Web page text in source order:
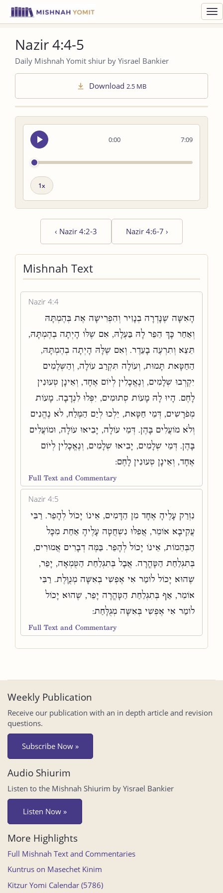
Nazir 4:4-5
Daily Mishnah Yomit shiur by Yisrael Bankier
Download 2.5 MB
0:00
Seek
audio
7:09
Playback
‹ Nazir 4:2-3 Nazir 4:6-7 ›
Mishnah Text
Nazir 4:4
הָאִשָּׁה שֶׁנָּדְרָה בְנָזִיר וְהִפְרִישָׁה אֶת בְּהֶמְתָּהּ
וְאַחַר כָּךְ הֵפֵר לָהּ בַּעְלָהּ, אִם שֶׁלּוֹ הָיְתָה בְהֶמְתָּהּ,
תֵּצֵא וְתִרְעֶה בָעֵדֶר. וְאִם שֶׁלָּהּ הָיְתָה בְהֶמְתָּהּ,
הַחַטָּאת תָּמוּת, וְעוֹלָה תִּקְרַב עוֹלָה, וְהַשְּׁלָמִים
יִקְרְבוּ שְׁלָמִים, וְנֶאֱכָלִין לְיוֹם אֶחָד, וְאֵינָן טְעוּנִין
לָחֶם. הָיוּ לָהּ מָעוֹת סְתוּמִים, יִפְּלוּ לִנְדָבָה. מָעוֹת
מְפֹרָשִׁים, דְּמֵי חַטָּאת, יֵלְכוּ לְיַם הַמֶּלַח, לֹא נֶהֱנִים
וְלֹא מוֹעֲלִים בָּהֶן. דְּמֵי עוֹלָה, יָבִיאוּ עוֹלָה, וּמוֹעֲלִים
בָּהֶן. דְּמֵי שְׁלָמִים, יָבִיאוּ שְׁלָמִים, וְנֶאֱכָלִין לְיוֹם
אֶחָד, וְאֵינָן טְעוּנִין לָחֶם:
Full Text and Commentary
Nazir 4:5
נִזְרַק עָלֶיהָ אֶחָד מִן הַדָּמִים, אֵינוֹ יָכוֹל לְהָפֵר. רַבִּי
עֲקִיבָא אוֹמֵר, אֲפִלּוּ נִשְׁחֲטָה עָלֶיהָ אַחַת מִכָּל
הַבְּהֵמוֹת, אֵינוֹ יָכוֹל לְהָפֵר. בַּמֶּה דְבָרִים אֲמוּרִים,
בְּתִגְלַחַת הַטָּהֳרָה. אֲבָל בְּתִגְלַחַת הַטֻּמְאָה, יָפֵר,
שֶׁהוּא יָכוֹל לוֹמַר אִי אֶפְשִׁי בְאִשָּׁה מְנֻוָּלֶת. רַבִּי
אוֹמֵר, אַף בְּתִגְלַחַת הַטָּהֳרָה יָפֵר, שֶׁהוּא יָכוֹל
לוֹמַר אִי אֶפְשִׁי בְּאִשָּׁה מְגֻלָּחַת:
Full Text and Commentary
Weekly Publication
Receive our publication with an in depth article and revision
questions.
Subscribe Now »
Audio Shiurim
Listen to the Mishnah Shiurim by Yisrael Bankier
Listen Now »
More Highlights
Full Mishnah Text and Commentaries
Kuntrus on Masechet Kinim
Kitzur Yomi Calendar (5786)